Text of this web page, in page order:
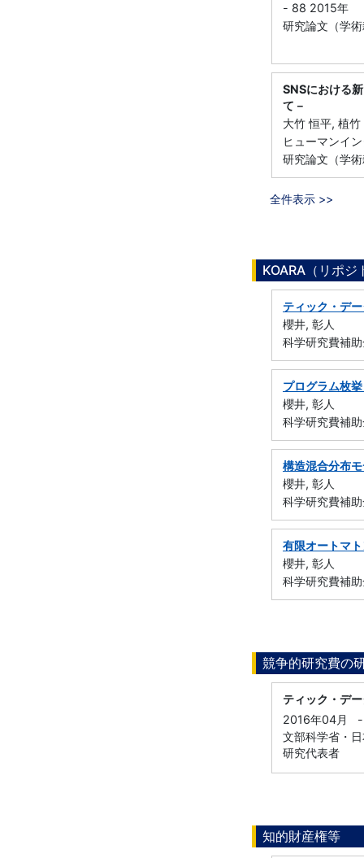
- 88 2015年
研究論文（学
SNSにおける
て－
大竹 恒平, 植
ヒューマンイ
研究論文（学
全件表示 >>
KOARA（リポ
ティック・デ
櫻井, 彰人
科学研究費補
プログラム枚
櫻井, 彰人
科学研究費補
構造混合分布
櫻井, 彰人
科学研究費補
有限オートマ
櫻井, 彰人
科学研究費補
競争的研究費の
ティック・デ
2016年04月
-
文部科学省・
研究代表者
知的財産権等